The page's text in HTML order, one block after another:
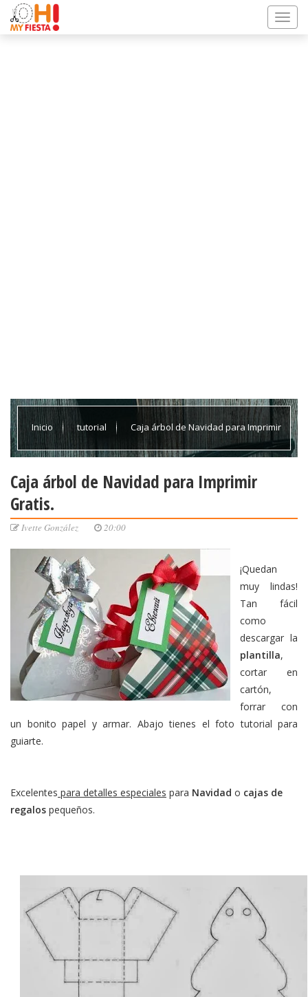
Inicio tutorial Caja árbol de Navidad para Imprimir
Caja árbol de Navidad para Imprimir
Gratis.
Ivette González 20:00
¡Quedan
muy lindas!
Tan fácil
como
descargar la
plantilla,
cortar en
cartón,
forrar con
un bonito papel y armar. Abajo tienes el foto tutorial para
guiarte.
Excelentes para detalles especiales para Navidad o cajas de
regalos pequeños.